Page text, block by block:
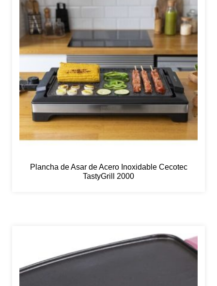
Plancha de Asar de Acero Inoxidable Cecotec
TastyGrill 2000